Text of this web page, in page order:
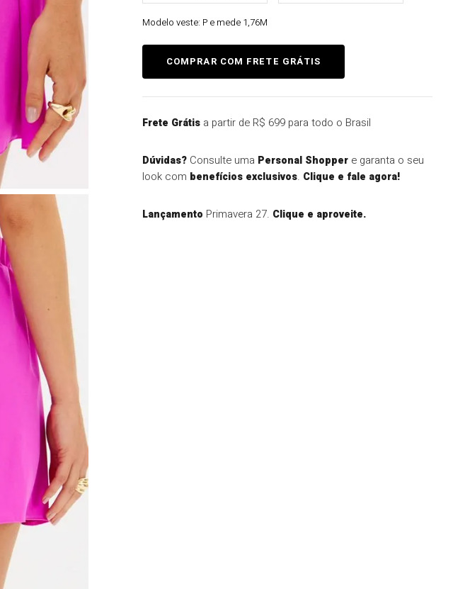
Modelo veste: P e mede 1,76M
Frete Grátisa partir de R$ 699 para todo o Brasil
Dúvidas?Consulte uma Personal Shoppere garanta o seu
look com benefícios exclusivos. Clique e fale agora!
Lançamento Primavera 27. Clique e aproveite.